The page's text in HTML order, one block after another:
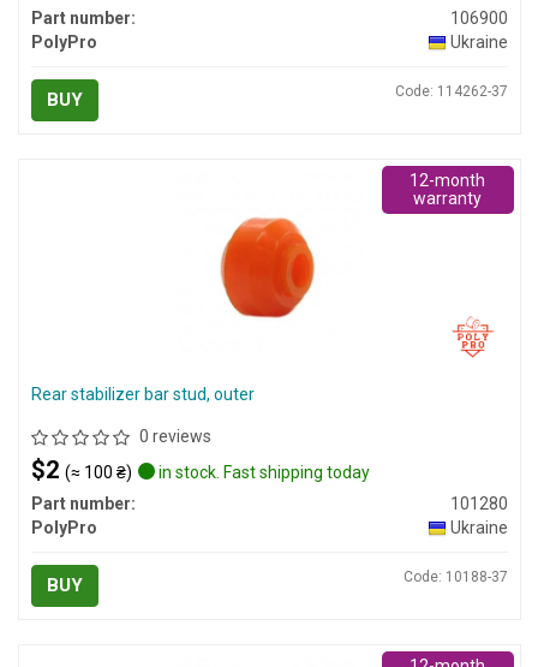
Part number:
106900
PolyPro
Ukraine
BUY Code: 114262-37
Rear stabilizer bar stud, outer
0 reviews
$2 (≈ 100 ₴)
in stock. Fast shipping today
Part number:
101280
PolyPro
Ukraine
BUY Code: 10188-37
12-month
warranty